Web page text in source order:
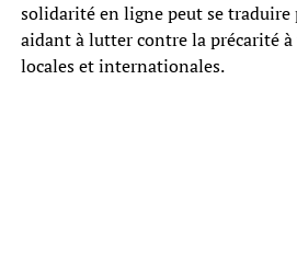
solidarité en ligne peut se traduire
aidant à lutter contre la précarité à
locales et internationales.